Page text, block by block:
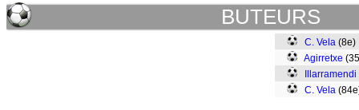
BUTEURS
C. Vela
Agirretxe
Illarramendi
C. Vela